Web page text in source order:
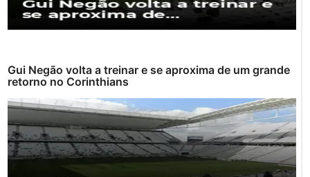
Gui Negão volta a treinar e se aproxima de um grande
retorno no Corinthians